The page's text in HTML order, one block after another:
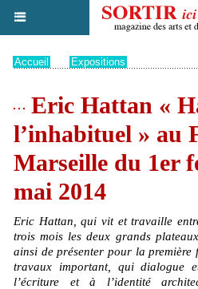
Accueil Expositions
Eric Hattan «
l’inhabituel » au
Marseille du 1er
mai 2014
Eric Hattan, qui vit et travaille
trois mois les deux grands
ainsi de présenter pour la
travaux important, qui dialogue
l’écriture et à l’identité